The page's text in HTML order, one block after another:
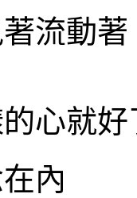
流動著
心就好
內